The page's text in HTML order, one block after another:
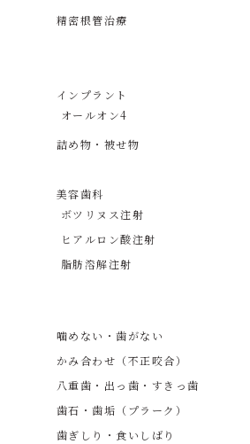
精密根管治療
インプラント
オールオン4
詰め物・被せ物
美容歯科
ボツリヌス注射
ヒアルロン酸注射
脂肪溶解注射
噛めない・歯がない
かみ合わせ（不正咬合）
八重歯・出っ歯・すきっ歯
歯石・歯垢（プラーク）
歯ぎしり・食いしばり